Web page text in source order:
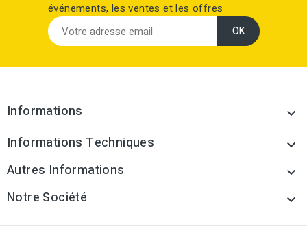
événements, les ventes et les offres
Informations 
Informations Techniques 
Autres Informations 
Notre Société 